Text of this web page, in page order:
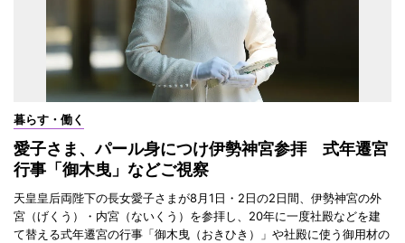
暮らす・働く
愛子さま、パール身につけ伊勢神宮参拝 式年遷宮
行事「御木曳」などご視察
天皇皇后両陛下の長女愛子さまが8月1日・2日の2日間、伊勢神宮の外
宮（げくう）・内宮（ないくう）を参拝し、20年に一度社殿などを建
て替える式年遷宮の行事「御木曳（おきひき）」や社殿に使う御用材の